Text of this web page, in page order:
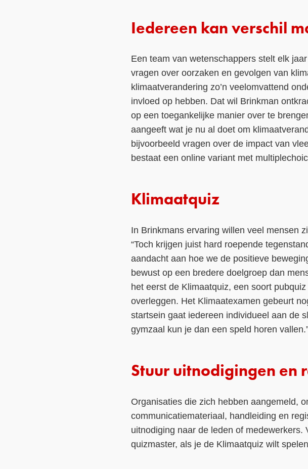
Iedereen kan verschil
Een team van wetenschappers stelt elk
vragen over oorzaken en gevolgen van
klimaatverandering zo’n veelomvattend
invloed op hebben. Dat wil Brinkman
op een toegankelijke manier over te
aangeeft wat je nu al doet om
bijvoorbeeld vragen over de impact van
bestaat een online variant met
Klimaatquiz
In Brinkmans ervaring willen veel mensen
“Toch krijgen juist hard roepende
aandacht aan hoe we de positieve
bewust op een bredere doelgroep dan
het eerst de Klimaatquiz, een soort
overleggen. Het Klimaatexamen gebeurt
startsein gaat iedereen individueel aan de
gymzaal kun je dan een speld horen
Stuur uitnodigingen en
Organisaties die zich hebben aangemeld,
communicatiemateriaal, handleiding en
uitnodiging naar de leden of
quizmaster, als je de Klimaatquiz wilt